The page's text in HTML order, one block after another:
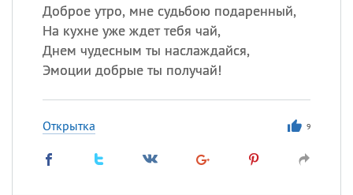
Доброе утро, мне судьбою подаренный,
На кухне уже ждет тебя чай,
Днем чудесным ты наслаждайся,
Эмоции добрые ты получай!
Открытка 9